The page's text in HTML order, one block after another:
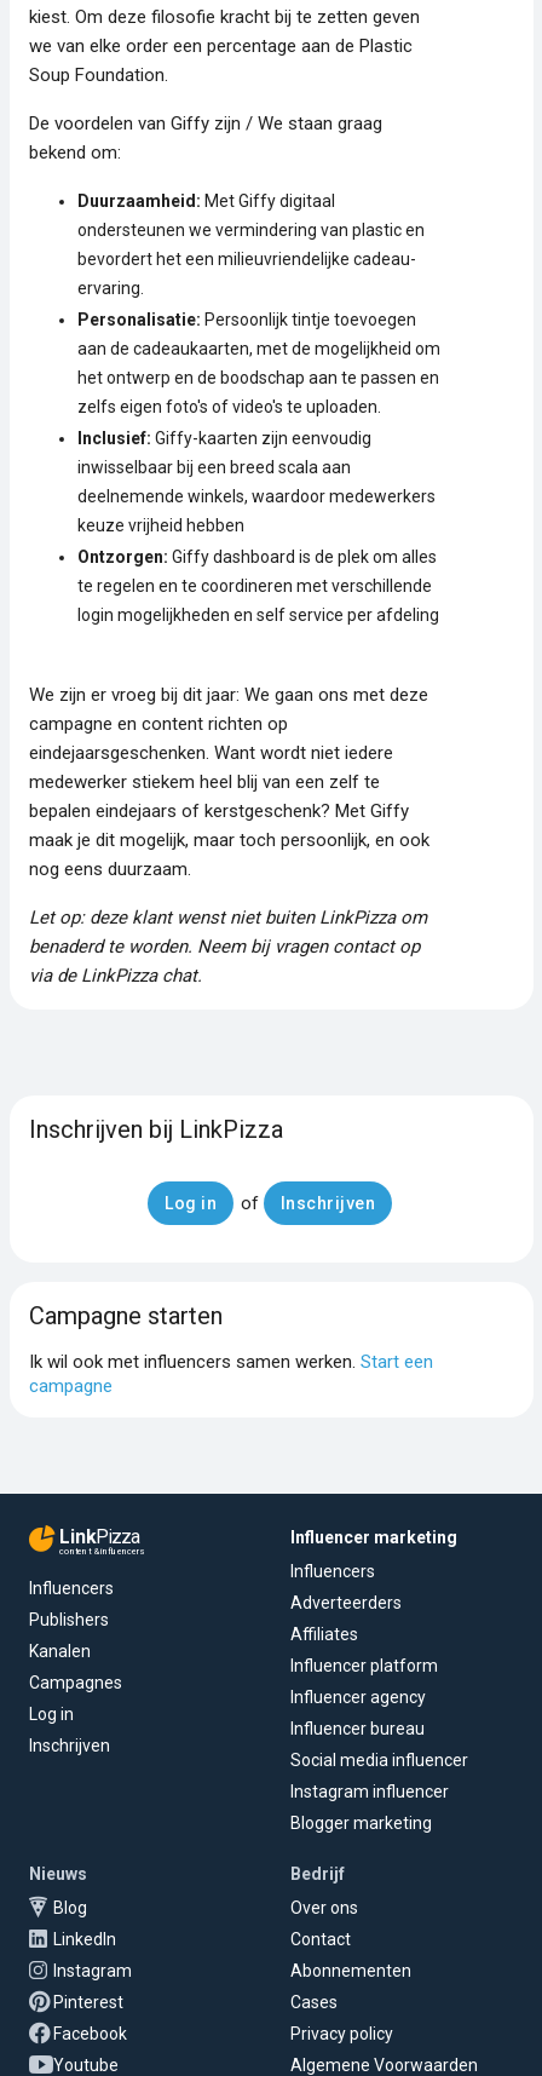
kiest. Om deze filosofie kracht bij te zetten geven
we van elke order een percentage aan de Plastic
Soup Foundation.
De voordelen van Giffy zijn / We staan graag
bekend om:
Duurzaamheid: Met Giffy digitaal
ondersteunen we vermindering van plastic en
bevordert het een milieuvriendelijke cadeau-
ervaring.
Personalisatie: Persoonlijk tintje toevoegen
aan de cadeaukaarten, met de mogelijkheid om
het ontwerp en de boodschap aan te passen en
zelfs eigen foto's of video's te uploaden.
Inclusief: Giffy-kaarten zijn eenvoudig
inwisselbaar bij een breed scala aan
deelnemende winkels, waardoor medewerkers
keuze vrijheid hebben
Ontzorgen: Giffy dashboard is de plek om alles
te regelen en te coordineren met verschillende
login mogelijkheden en self service per afdeling
We zijn er vroeg bij dit jaar: We gaan ons met deze
campagne en content richten op
eindejaarsgeschenken. Want wordt niet iedere
medewerker stiekem heel blij van een zelf te
bepalen eindejaars of kerstgeschenk? Met Giffy
maak je dit mogelijk, maar toch persoonlijk, en ook
nog eens duurzaam.
Let op: deze klant wenst niet buiten LinkPizza om
benaderd te worden. Neem bij vragen contact op
via de LinkPizza chat.
Inschrijven bij LinkPizza
Log in of Inschrijven
Campagne starten
Ik wil ook met influencers samen werken. Start een
campagne
LinkPizza
content & influencers
Influencers
Publishers
Kanalen
Campagnes
Log in
Inschrijven
Influencer marketing
Influencers
Adverteerders
Affiliates
Influencer platform
Influencer agency
Influencer bureau
Social media influencer
Instagram influencer
Blogger marketing
Nieuws
Blog
LinkedIn
Instagram
Pinterest
Facebook
Youtube
Bedrijf
Over ons
Contact
Abonnementen
Cases
Privacy policy
Algemene Voorwaarden